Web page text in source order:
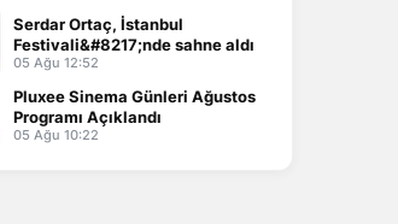
Serdar Ortaç, İstanbul
Festivali&#8217;nde sahne aldı
05 Ağu 12:52
Pluxee Sinema Günleri Ağustos
Programı Açıklandı
05 Ağu 10:22